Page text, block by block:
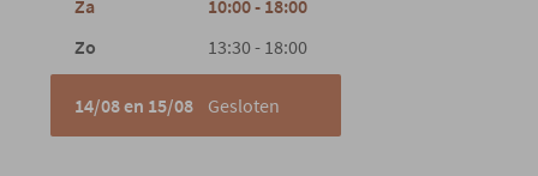
Za
10:00 - 18:00
Zo
13:30 - 18:00
14/08 en 15/08 Gesloten